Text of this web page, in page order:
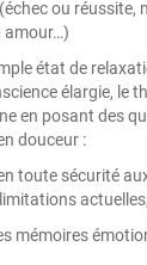
ou réussite,
amour…)
état de
élargie, le
en posant des
douceur :
toute sécurité
actuelles,
mémoires